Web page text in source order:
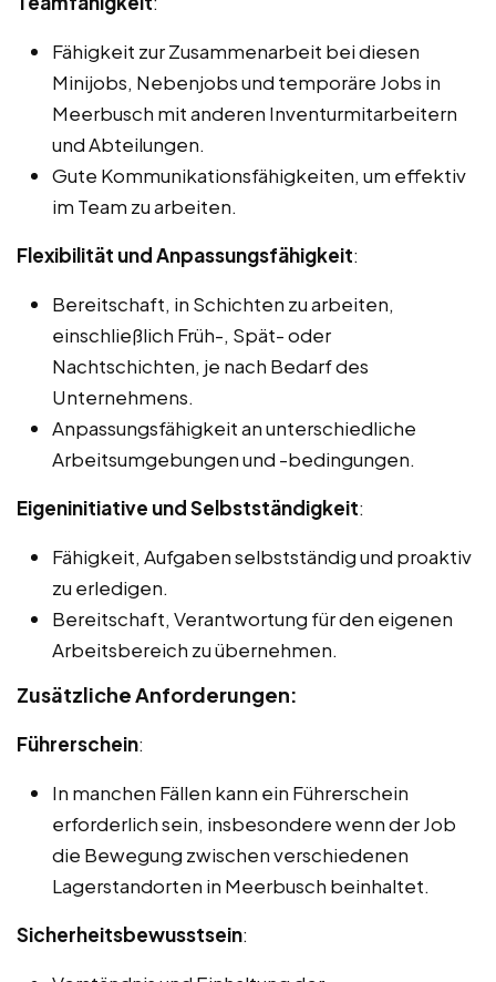
Fähigkeit zur Zusammenarbeit bei diesen
Minijobs, Nebenjobs und temporäre Jobs in
Meerbusch mit anderen Inventurmitarbeitern
und Abteilungen.
Gute Kommunikationsfähigkeiten, um effektiv
im Team zu arbeiten.
Flexibilität und Anpassungsfähigkeit:
Bereitschaft, in Schichten zu arbeiten,
einschließlich Früh-, Spät- oder
Nachtschichten, je nach Bedarf des
Unternehmens.
Anpassungsfähigkeit an unterschiedliche
Arbeitsumgebungen und -bedingungen.
Eigeninitiative und Selbstständigkeit:
Fähigkeit, Aufgaben selbstständig und proaktiv
zu erledigen.
Bereitschaft, Verantwortung für den eigenen
Arbeitsbereich zu übernehmen.
Zusätzliche Anforderungen:
Führerschein:
In manchen Fällen kann ein Führerschein
erforderlich sein, insbesondere wenn der Job
die Bewegung zwischen verschiedenen
Lagerstandorten in Meerbusch beinhaltet.
Sicherheitsbewusstsein: